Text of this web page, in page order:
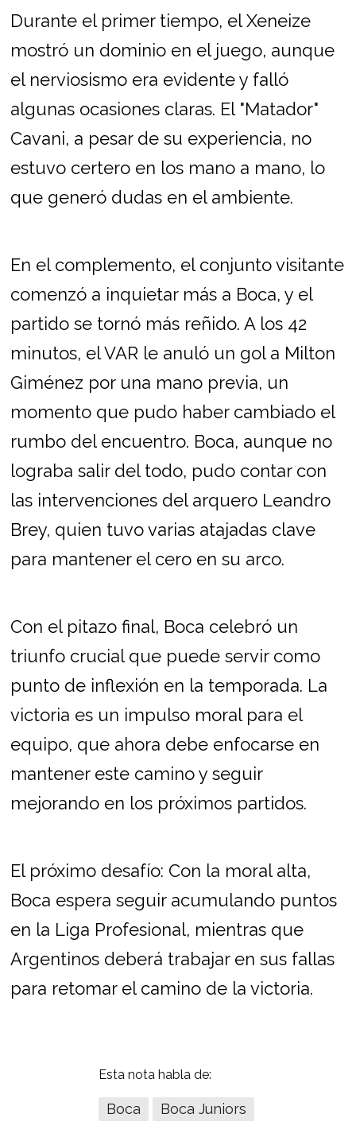
Durante el primer tiempo, el Xeneize
mostró un dominio en el juego, aunque
el nerviosismo era evidente y falló
algunas ocasiones claras. El "Matador"
Cavani, a pesar de su experiencia, no
estuvo certero en los mano a mano, lo
que generó dudas en el ambiente.
En el complemento, el conjunto visitante
comenzó a inquietar más a Boca, y el
partido se tornó más reñido. A los 42
minutos, el VAR le anuló un gol a Milton
Giménez por una mano previa, un
momento que pudo haber cambiado el
rumbo del encuentro. Boca, aunque no
lograba salir del todo, pudo contar con
las intervenciones del arquero Leandro
Brey, quien tuvo varias atajadas clave
para mantener el cero en su arco.
Con el pitazo final, Boca celebró un
triunfo crucial que puede servir como
punto de inflexión en la temporada. La
victoria es un impulso moral para el
equipo, que ahora debe enfocarse en
mantener este camino y seguir
mejorando en los próximos partidos.
El próximo desafío: Con la moral alta,
Boca espera seguir acumulando puntos
en la Liga Profesional, mientras que
Argentinos deberá trabajar en sus fallas
para retomar el camino de la victoria.
Esta nota habla de:
Boca Boca Juniors